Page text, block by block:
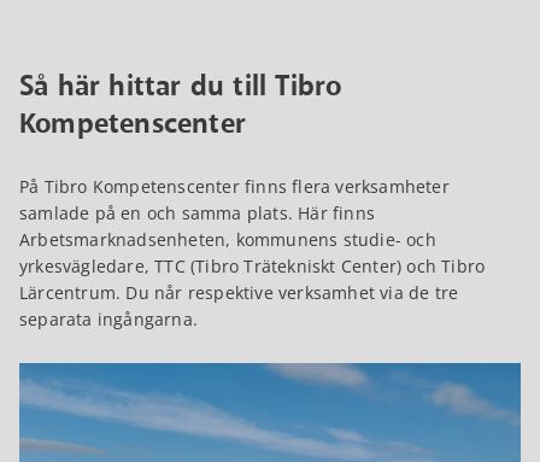
Så här hittar du till Tibro
Kompetenscenter
På Tibro Kompetenscenter finns flera verksamheter
samlade på en och samma plats. Här finns
Arbetsmarknadsenheten, kommunens studie- och
yrkesvägledare, TTC (Tibro Trätekniskt Center) och Tibro
Lärcentrum. Du når respektive verksamhet via de tre
separata ingångarna.